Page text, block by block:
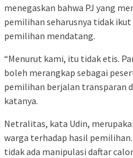
menegaskan bahwa PJ yang
pemilihan seharusnya tidak
pemilihan mendatang.
“Menurut kami, itu tidak etis.
boleh merangkap sebagai
pemilihan berjalan transparan
katanya.
Netralitas, kata Udin,
warga terhadap hasil
tidak ada manipulasi daftar